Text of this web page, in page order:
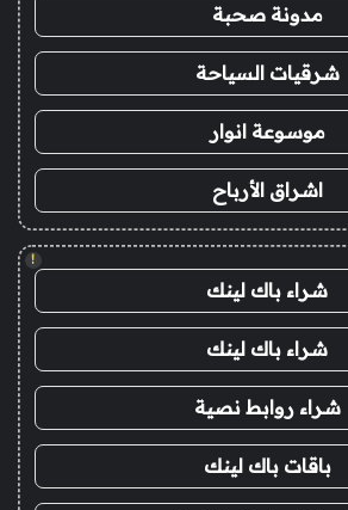
مدونة صحبة
شرقيات السياحة
موسوعة انوار
اشراق الأرباح
!
شراء باك لينك
شراء باك لينك
شراء روابط نصية
باقات باك لينك